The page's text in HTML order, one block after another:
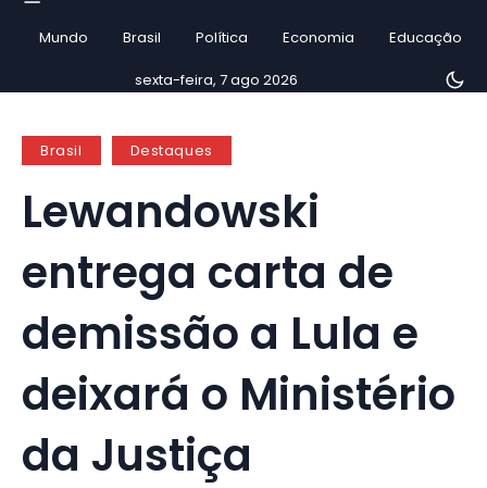
Mundo Brasil Política Economia Educação
sexta-feira, 7 ago 2026
Brasil Destaques
Lewandowski
entrega carta de
demissão a Lula e
deixará o Ministério
da Justiça